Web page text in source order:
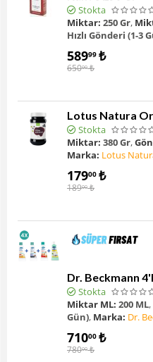
Stokta
Miktar: 250 Gr,
Hızlı Gönderi (1-3
58999 ₺
65000 ₺
Lotus Natura
Stokta
Miktar: 380 Gr,
Marka: Lotus
17900 ₺
18900 ₺
Dr. Beckmann
Stokta
Miktar ML: 200 ML,
Gün), Marka: Dr.
71000 ₺
78000 ₺